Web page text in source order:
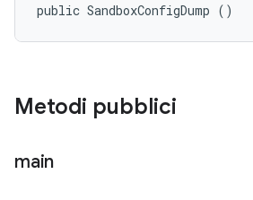
public SandboxConfigDump ()
Metodi pubblici
main